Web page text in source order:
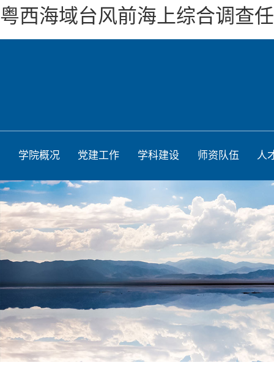
粤西海域台风前海上综合调查
学院概况 党建工作 学科建设 师资队伍 人